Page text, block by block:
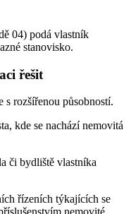
04) podá vlastník
stanovisko.
řešit
s rozšířenou působností.
kde se nachází nemovitá
či bydliště vlastníka
řízeních týkajících se